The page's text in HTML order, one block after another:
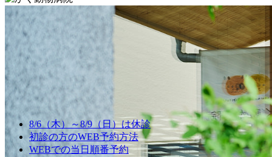
8/6（木）～8/9（日）は休診
初診の方のWEB予約方法
WEBでの当日順番予約